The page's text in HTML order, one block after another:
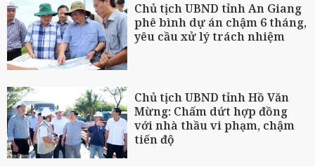
Chủ tịch UBND tỉnh An Giang
phê bình dự án chậm 6 tháng,
yêu cầu xử lý trách nhiệm
Chủ tịch UBND tỉnh Hồ Văn
Mừng: Chấm dứt hợp đồng
với nhà thầu vi phạm, chậm
tiến độ